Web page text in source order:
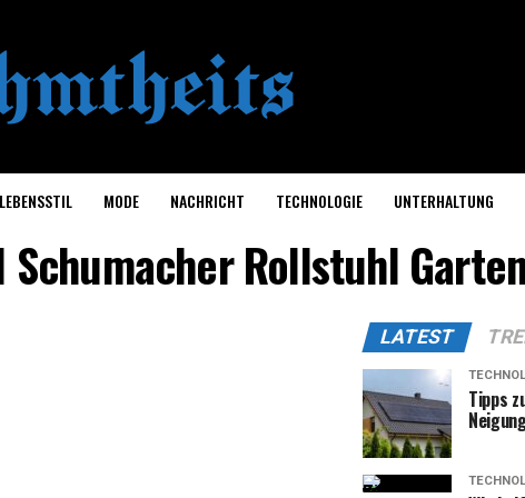
LEBENSSTIL MODE NACHRICHT TECHNOLOGIE UNTERHALTUNG
Rollstuhl
LATEST
Tipps